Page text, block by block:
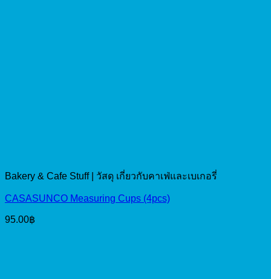
Bakery & Cafe Stuff | วัสดุ เกี่ยวกับคาเฟ่และเบเกอรี่
CASASUNCO Measuring Cups (4pcs)
95.00฿